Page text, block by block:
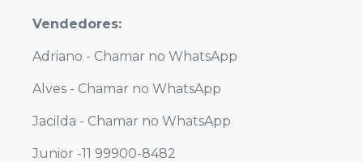
Vendedores:
Adriano - Chamar no WhatsApp
Alves - Chamar no WhatsApp
Jacilda - Chamar no WhatsApp
Junior -11 99900-8482